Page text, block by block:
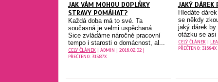
JAK VÁM MOHOU DOPLŇKY
STRAVY POMÁHAT?
Každá doba má to své. Ta
současná je velmi uspěchaná.
Sice zvládáme náročné pracovní
tempo i starosti o domácnost, al...
CELÝ ČLÁNEK | ADMIN | 2016.02.02 |
PŘEČTENO: 31587X
JAKÝ DÁREK
Hledáte
se někdy
jaký dárek by
otázku se asi
CELÝ ČLÁNEK|
PŘEČTENO: 31694X